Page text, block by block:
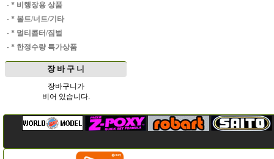
· * 비행장용 상품
· * 볼트/너트/기타
· * 멀티콥터/짐벌
· * 한정수량 특가상품
장 바 구 니
장바구니가
비어 있습니다.